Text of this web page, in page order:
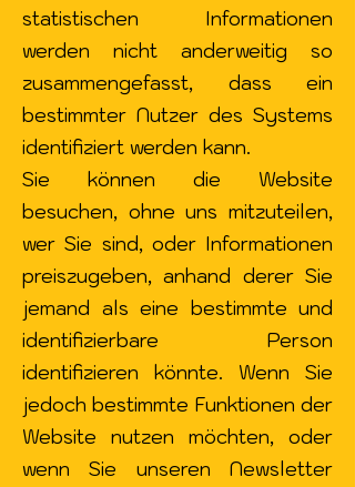
statistischen Informationen
werden nicht anderweitig so
zusammengefasst, dass ein
bestimmter Nutzer des Systems
identifiziert werden kann.
Sie können die Website
besuchen, ohne uns mitzuteilen,
wer Sie sind, oder Informationen
preiszugeben, anhand derer Sie
jemand als eine bestimmte und
identifizierbare Person
identifizieren könnte. Wenn Sie
jedoch bestimmte Funktionen der
Website nutzen möchten, oder
wenn Sie unseren Newsletter